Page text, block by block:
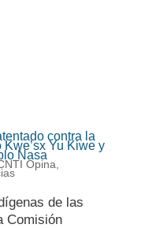
contra la
Yu Kiwe y
Nasa
Opina
de las
Comisión